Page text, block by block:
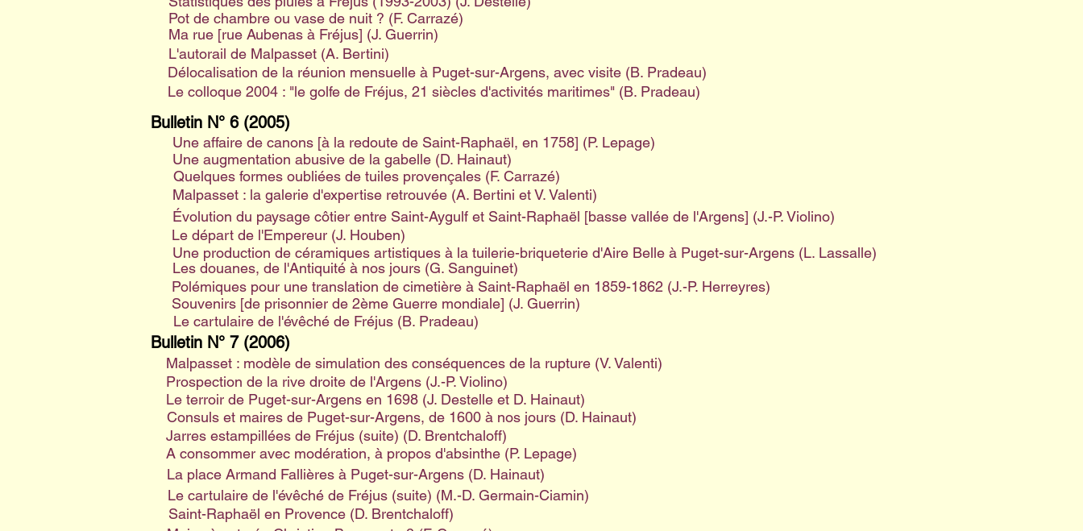
Pot de chambre ou vase de nuit ? (F. Carrazé)
Le colloque 2004 : "le golfe de Fréjus, 21 siècles d'activités maritimes" (B. Pradeau)
Ma rue [rue Aubenas à Fréjus] (J. Guerrin)
L'autorail de Malpasset (A. Bertini)
Délocalisation de la réunion mensuelle à Puget-sur-Argens, avec visite (B. Pradeau)
Bulletin N° 6 (2005)
Une affaire de canons [à la redoute de Saint-Raphaël, en 1758] (P. Lepage)
Une augmentation abusive de la gabelle (D. Hainaut)
Quelques formes oubliées de tuiles provençales (F. Carrazé)
Malpasset : la galerie d'expertise retrouvée (A. Bertini et V. Valenti)
Évolution du paysage côtier entre Saint-Aygulf et Saint-Raphaël [basse vallée de l'Argens] (J.-P. Violino)
Le départ de l'Empereur (J. Houben)
Une production de céramiques artistiques à la tuilerie-briqueterie d'Aire Belle à Puget-sur-Argens (L. Lassalle)
Les douanes, de l'Antiquité à nos jours (G. Sanguinet)
Polémiques pour une translation de cimetière à Saint-Raphaël en 1859-1862 (J.-P. Herreyres)
Souvenirs [de prisonnier de 2ème Guerre mondiale] (J. Guerrin)
Le cartulaire de l'évêché de Fréjus (B. Pradeau)
Bulletin N° 7 (2006)
Malpasset : modèle de simulation des conséquences de la rupture (V. Valenti)
Prospection de la rive droite de l'Argens (J.-P. Violino)
Le terroir de Puget-sur-Argens en 1698 (J. Destelle et D. Hainaut)
Consuls et maires de Puget-sur-Argens, de 1600 à nos jours (D. Hainaut)
Jarres estampillées de Fréjus (suite) (D. Brentchaloff)
A consommer avec modération, à propos d'absinthe (P. Lepage)
La place Armand Fallières à Puget-sur-Argens (D. Hainaut)
Le cartulaire de l'évêché de Fréjus (suite) (M.-D. Germain-Ciamin)
Saint-Raphaël en Provence (D. Brentchaloff)